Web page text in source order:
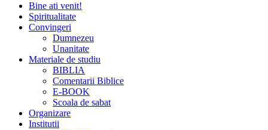
Bine ati venit!
Spiritualitate
Convingeri
Dumnezeu
Unanitate
Materiale de studiu
BIBLIA
Comentarii Biblice
E-BOOK
Scoala de sabat
Organizare
Institutii